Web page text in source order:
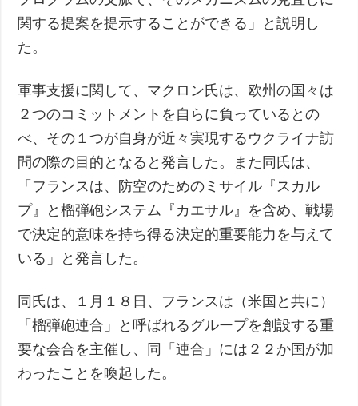
関する提案を提示することができる」と説明し
た。
軍事支援に関して、マクロン氏は、欧州の国々は
２つのコミットメントを自らに負っているとの
べ、その１つが自身が近々実現するウクライナ訪
問の際の目的となると発言した。また同氏は、
「フランスは、防空のためのミサイル『スカル
プ』と榴弾砲システム『カエサル』を含め、戦場
で決定的意味を持ち得る決定的重要能力を与えて
いる」と発言した。
同氏は、１月１８日、フランスは（米国と共に）
「榴弾砲連合」と呼ばれるグループを創設する重
要な会合を主催し、同「連合」には２２か国が加
わったことを喚起した。